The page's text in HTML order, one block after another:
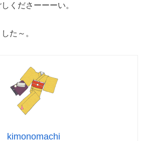
くださーーーい。
た～。
kimonomachi